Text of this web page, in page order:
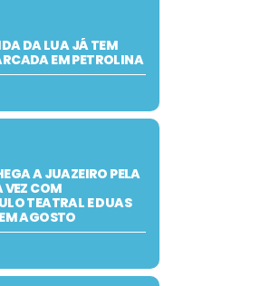
DA LUA JÁ TEM
EM PETROLINA
A JUAZEIRO PELA
VEZ COM
TEATRAL E DUAS
AGOSTO